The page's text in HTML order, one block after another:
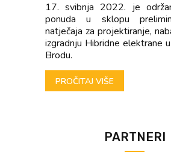
17. svibnja 2022. je
ponuda u sklopu
natječaja za projektiranje,
izgradnju Hibridne elektrane
Brodu.
PROČITAJ VIŠE
PARTNERI